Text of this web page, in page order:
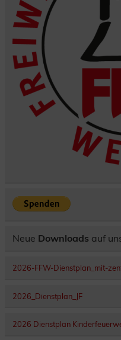
Neue Downloads auf
2026-FFW-Dienstplan_mit-
2026_Dienstplan_JF
2026 Dienstplan